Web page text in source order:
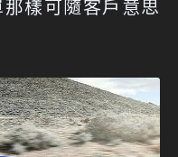
樣可隨客戶意思